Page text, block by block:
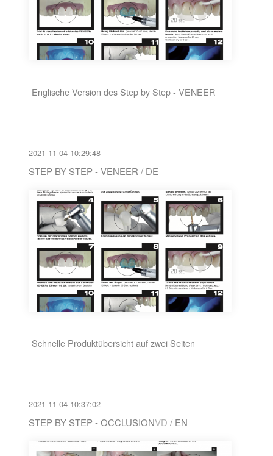
Englische Version des Step by Step - VENEER
2021-11-04 10:29:48
STEP BY STEP - VENEER / DE
Schnelle Produktübersicht auf zwei Seiten
2021-11-04 10:37:02
STEP BY STEP - OCCLUSIONVD / EN